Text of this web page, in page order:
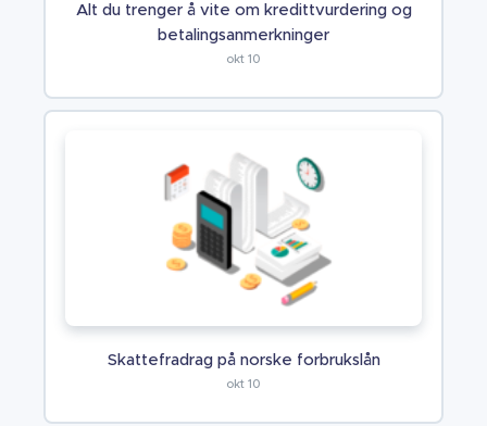
Alt du trenger å vite om kredittvurdering og
betalingsanmerkninger
okt 10
Skattefradrag på norske forbrukslån
okt 10